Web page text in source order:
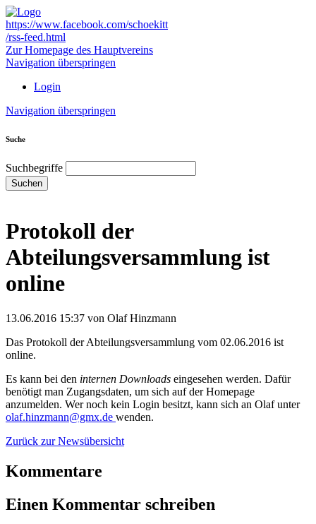
https://www.facebook.com/schoekitt
/rss-feed.html
Zur Homepage des Hauptvereins
Navigation überspringen
Login
Navigation überspringen
Suche
Suchbegriffe
Suchen
Protokoll der
Abteilungsversammlung ist
online
13.06.2016 15:37 von Olaf Hinzmann
Das Protokoll der Abteilungsversammlung vom 02.06.2016 ist
online.
Es kann bei den internen Downloads eingesehen werden. Dafür
benötigt man Zugangsdaten, um sich auf der Homepage
anzumelden. Wer noch kein Login besitzt, kann sich an Olaf unter
olaf.hinzmann@gmx.de wenden.
Zurück zur Newsübersicht
Kommentare
Einen Kommentar schreiben